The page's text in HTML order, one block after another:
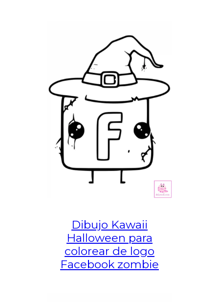
Dibujo Kawaii
Halloween para
colorear de logo
Facebook zombie